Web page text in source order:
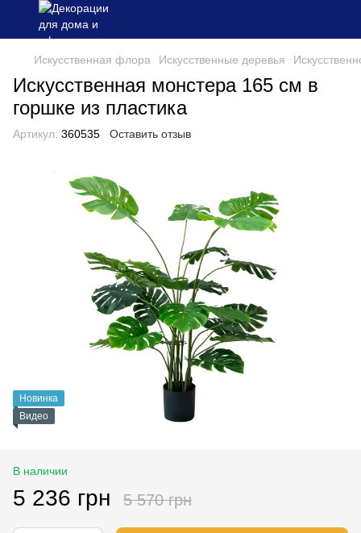
Искусственная флора Искусственные деревья
Искусственная монстера 165 см в
горшке из пластика
Артикул: 360535 Оставить отзыв
Новинка
Видео
В наличии
5 236 грн 5 570 грн